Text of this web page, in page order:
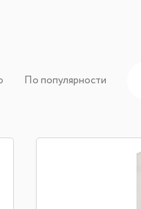
По популярности